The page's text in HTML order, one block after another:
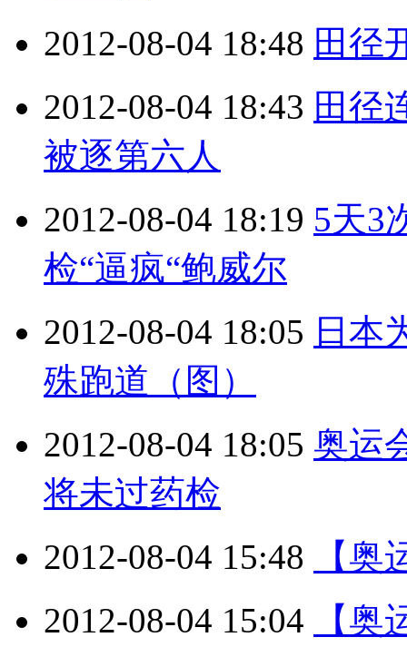
2012-08-04 18:48 田径
2012-08-04 18:43 田径
被逐第六人
2012-08-04 18:19 5天3
检“逼疯“鲍威尔
2012-08-04 18:05 日本
殊跑道（图）
2012-08-04 18:05 奥运
将未过药检
2012-08-04 15:48
【
2012-08-04 15:04
【